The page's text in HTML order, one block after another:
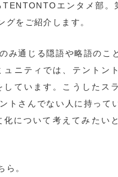
TENTONTOエンタメ部。
グをご紹介します。
み通じる隠語や略語のこ
ニティでは、テントン
ています。こうしたス
トさんでない人に持って
について考えてみたい
ら。